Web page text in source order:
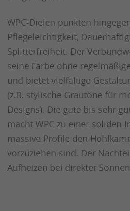
WPC-Dielen punkten
Pflegeleichtigkeit,
Splitterfreiheit. Der
seine Farbe ohne
und bietet vielfältige
(z.B. stylische Grautöne für
Designs). Die gute bis sehr
macht WPC zu einer soliden
massive Profile den
vorzuziehen sind. Der
Aufheizen bei direkter